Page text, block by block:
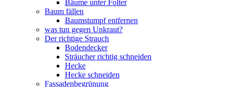
Bäume unter Folter
Baum fällen
Baumstumpf entfernen
was tun gegen Unkraut?
Der richtige Strauch
Bodendecker
Sträucher richtig schneiden
Hecke
Hecke schneiden
Fassadenbegrünung